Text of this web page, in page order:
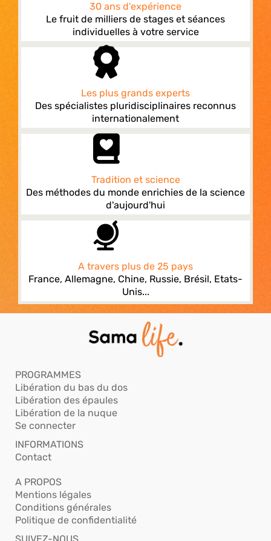
30 ans d'expérience
Le fruit de milliers de stages et séances
individuelles à votre service
Les plus grands experts
Des spécialistes pluridisciplinaires reconnus
internationalement
Tradition et science
Des méthodes du monde enrichies de la science
d'aujourd'hui
A travers plus de 25 pays
France, Allemagne, Chine, Russie, Brésil, Etats-
Unis...
PROGRAMMES
Libération du bas du dos
Libération des épaules
Libération de la nuque
Se connecter
INFORMATIONS
Contact
A PROPOS
Mentions légales
Conditions générales
Politique de confidentialité